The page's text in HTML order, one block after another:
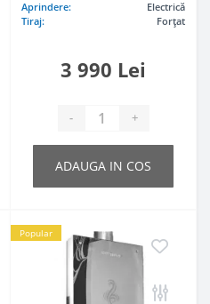
Aprindere:
Electrică
Tiraj:
Forțat
3 990 Lei
- +
ADAUGA IN COS
Popular